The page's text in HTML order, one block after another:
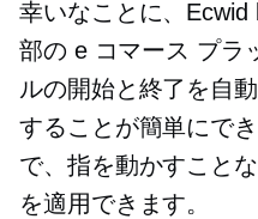
幸いなことに、
部の e コマース プラ
ルの開始と終了を自
することが簡単にで
で、指を動かすこと
を適用できます。